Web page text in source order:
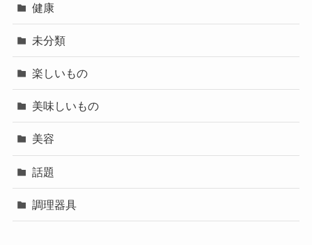
健康
未分類
楽しいもの
美味しいもの
美容
話題
調理器具